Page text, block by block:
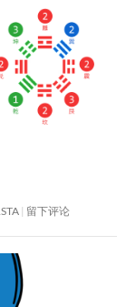
留下评论